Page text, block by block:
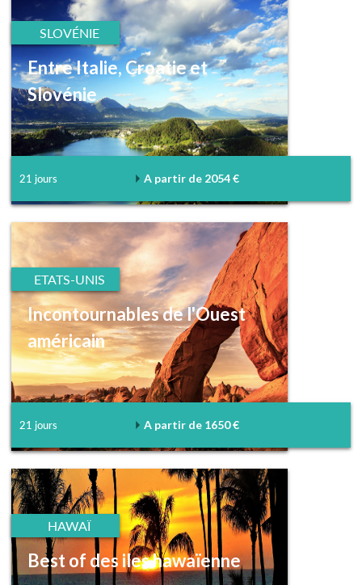
SLOVÉNIE
Entre Italie, Croatie et
Slovénie
21 jours A partir de 2054 €
ETATS-UNIS
Incontournables de l'Ouest
américain
21 jours A partir de 1650 €
HAWAÏ
Best of des iles hawaïenne